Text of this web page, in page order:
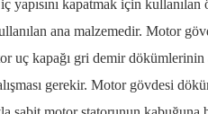
kapatmak için kullanılan
ana malzemedir. Motor
uç kapağı gri demir
gerekir. Motor gövdesi